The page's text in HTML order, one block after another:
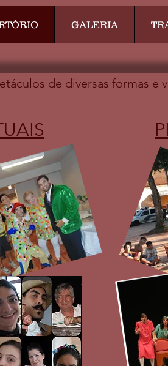
GALERIA
de diversas formas e